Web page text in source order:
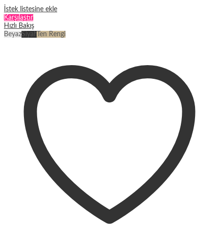
İstek listesine ekle
Karşılaştır
Hızlı Bakış
BeyazSiyah Ten Rengi